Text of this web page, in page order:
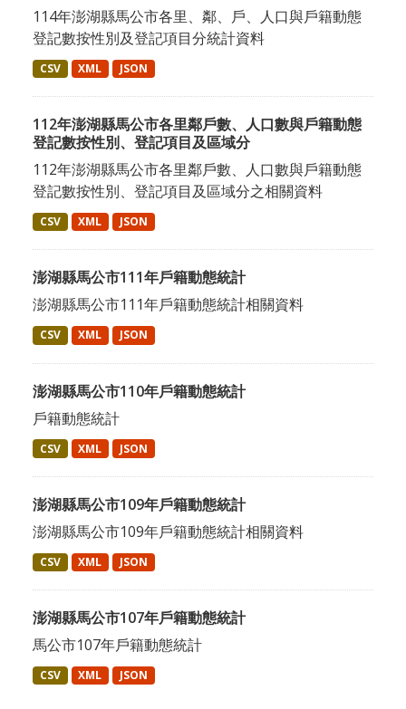
114年澎湖縣馬公市各里、鄰、戶、人口與戶籍動態
登記數按性別及登記項目分統計資料
CSV XML JSON
112年澎湖縣馬公市各里鄰戶數、人口數與戶籍動態
登記數按性別、登記項目及區域分
112年澎湖縣馬公市各里鄰戶數、人口數與戶籍動態
登記數按性別、登記項目及區域分之相關資料
CSV XML JSON
澎湖縣馬公市111年戶籍動態統計
澎湖縣馬公市111年戶籍動態統計相關資料
CSV XML JSON
澎湖縣馬公市110年戶籍動態統計
戶籍動態統計
CSV XML JSON
澎湖縣馬公市109年戶籍動態統計
澎湖縣馬公市109年戶籍動態統計相關資料
CSV XML JSON
澎湖縣馬公市107年戶籍動態統計
馬公市107年戶籍動態統計
CSV XML JSON